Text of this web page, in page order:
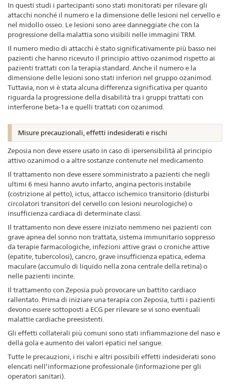
In questi studi i partecipanti sono stati monitorati per rilevare gli
attacchi nonché il numero e la dimensione delle lesioni nel cervello e
nel midollo osseo. Le lesioni sono aree danneggiate che con la
progressione della malattia sono visibili nelle immagini TRM.
Il numero medio di attacchi è stato significativamente più basso nei
pazienti che hanno ricevuto il principio attivo ozanimod rispetto ai
pazienti trattati con la terapia standard. Anche il numero e la
dimensione delle lesioni sono stati inferiori nel gruppo ozanimod.
Tuttavia, non vi è stata alcuna differenza significativa per quanto
riguarda la progressione della disabilità tra i gruppi trattati con
interferone beta-1a e quelli trattati con ozanimod.
Misure precauzionali, effetti indesiderati e rischi
Zeposia non deve essere usato in caso di ipersensibilità al principio
attivo ozanimod o a altre sostanze contenute nel medicamento
Il trattamento non deve essere somministrato a pazienti che negli
ultimi 6 mesi hanno avuto infarto, angina pectoris instabile
(costrizione al petto), ictus, attacco ischemico transitorio (disturbi
circolatori transitori del cervello con lesioni neurologiche) o
insufficienza cardiaca di determinate classi.
Il trattamento non deve essere iniziato nemmeno nei pazienti con
grave apnea del sonno non trattata, sistema immunitario soppresso
da terapie farmacologiche, infezioni attive gravi o croniche attive
(epatite, tubercolosi), cancro, grave insufficienza epatica, edema
maculare (accumulo di liquido nella zona centrale della retina) o
nelle pazienti incinte.
Il trattamento con Zeposia può provocare un battito cardiaco
rallentato. Prima di iniziare una terapia con Zeposia, tutti i pazienti
devono essere sottoposti a ECG per rilevare se vi sono eventuali
malattie cardiache preesistenti.
Gli effetti collaterali più comuni sono stati infiammazione del naso e
della gola e aumento dei valori epatici nel sangue.
Tutte le precauzioni, i rischi e altri possibili effetti indesiderati sono
elencati nell’informazione professionale (informazione per gli
operatori sanitari).